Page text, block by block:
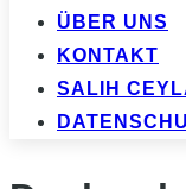
ÜBER UNS
KONTAKT
SALIH